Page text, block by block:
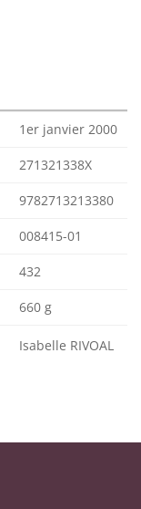
1er janvier 2000
271321338X
9782713213380
008415-01
432
660 g
Isabelle RIVOAL